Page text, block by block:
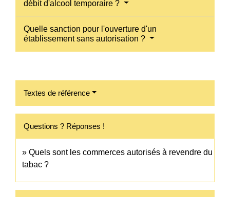
débit d'alcool temporaire ?
Quelle sanction pour l'ouverture d'un
établissement sans autorisation ?
Textes de référence
Questions ? Réponses !
Quels sont les commerces autorisés à revendre du
tabac ?